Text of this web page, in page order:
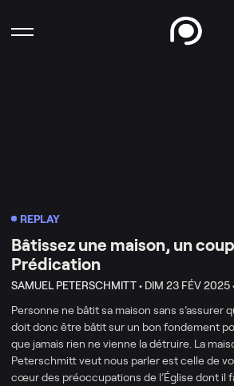
REPLAY
Bâtissez une maison, un
Prédication
SAMUEL PETERSCHMITT • DIM 23 FÉV 2025
Personne ne bâtit sa maison sans s’assurer
doit donc être bâtit sur un bon fondement
que jamais rien ne vienne la détruire. La
Peterschmitt veut nous parler est celle de
cœur des préoccupations de l’Église dont il